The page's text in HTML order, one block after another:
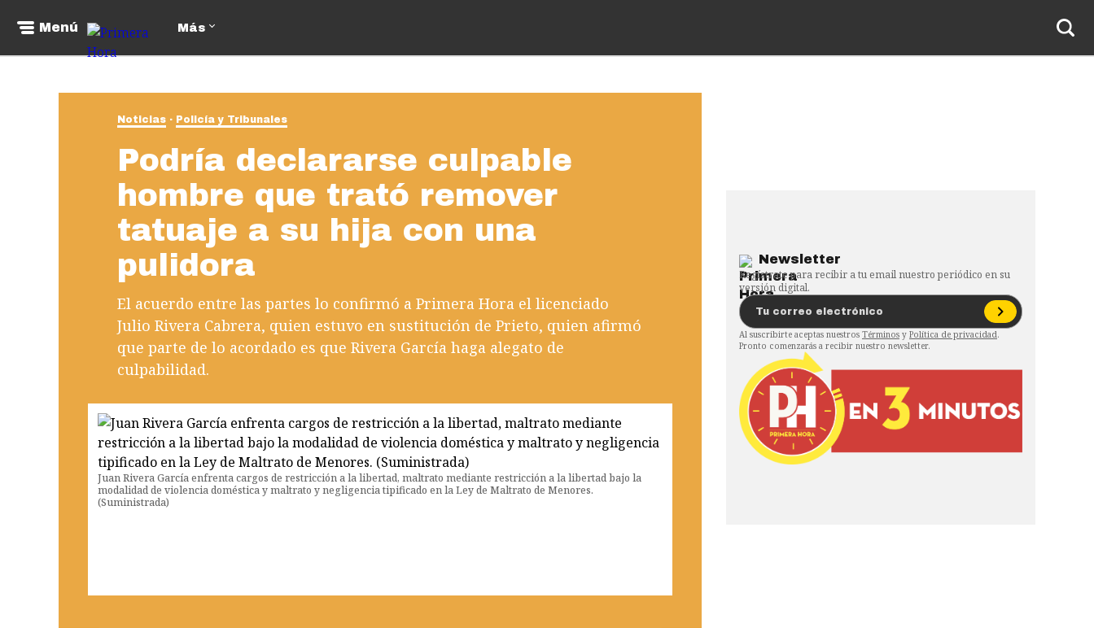
Menú Más
Noticias Policía y Tribunales
Podría declararse culpable
hombre que trató remover
tatuaje a su hija con una
pulidora
El acuerdo entre las partes lo confirmó a Primera Hora el licenciado
Julio Rivera Cabrera, quien estuvo en sustitución de Prieto, quien afirmó
que parte de lo acordado es que Rivera García haga alegato de
culpabilidad.
Juan Rivera García enfrenta cargos de restricción a la libertad, maltrato mediante restricción a la libertad bajo la
modalidad de violencia doméstica y maltrato y negligencia tipificado en la Ley de Maltrato de Menores.
(Suministrada)
Newsletter
Regístrate para recibir a tu email nuestro periódico en su
versión digital.
Al suscribirte aceptas nuestros Términos y Política de privacidad.
Pronto comenzarás a recibir nuestro newsletter.